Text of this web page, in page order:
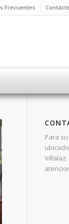
Frecuentes
Para
Villalaz.